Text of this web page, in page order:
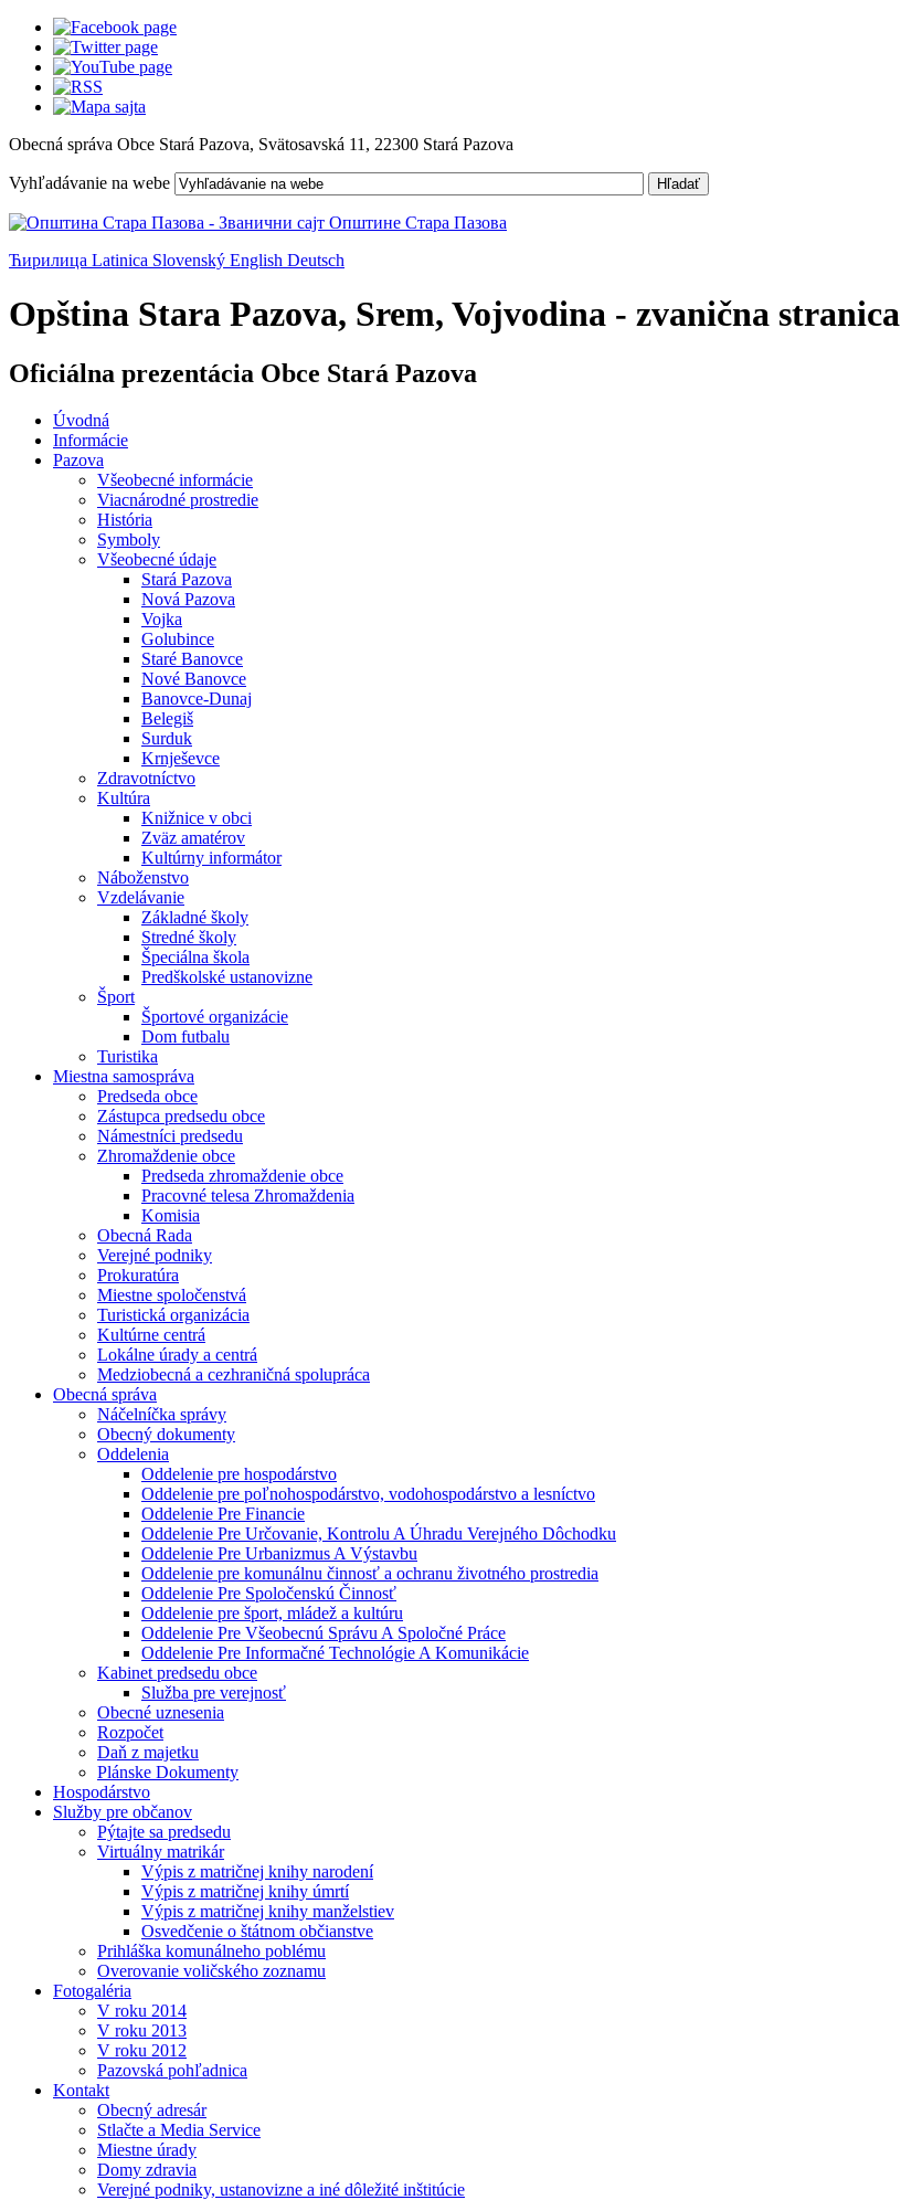
Obecná správa Obce Stará Pazova, Svätosavská 11, 22300 Stará Pazova
Vyhľadávanie na webe Hľadať
Ћирилица Latinica Slovenský English Deutsch
Opština Stara Pazova, Srem, Vojvodina - zvanična stranica
Oficiálna prezentácia Obce Stará Pazova
Úvodná
Informácie
Pazova
Všeobecné informácie
Viacnárodné prostredie
História
Symboly
Všeobecné údaje
Stará Pazova
Nová Pazova
Vojka
Golubince
Staré Banovce
Nové Banovce
Banovce-Dunaj
Belegiš
Surduk
Krnješevce
Zdravotníctvo
Kultúra
Knižnice v obci
Zväz amatérov
Kultúrny informátor
Náboženstvo
Vzdelávanie
Základné školy
Stredné školy
Špeciálna škola
Predškolské ustanovizne
Šport
Športové organizácie
Dom futbalu
Turistika
Miestna samospráva
Predseda obce
Zástupca predsedu obce
Námestníci predsedu
Zhromaždenie obce
Predseda zhromaždenie obce
Pracovné telesa Zhromaždenia
Komisia
Obecná Rada
Verejné podniky
Prokuratúra
Miestne spoločenstvá
Turistická organizácia
Kultúrne centrá
Lokálne úrady a centrá
Medziobecná a cezhraničná spolupráca
Obecná správa
Náčelníčka správy
Obecný dokumenty
Oddelenia
Oddelenie pre hospodárstvo
Oddelenie pre poľnohospodárstvo, vodohospodárstvo a lesníctvo
Oddelenie Pre Financie
Oddelenie Pre Určovanie, Kontrolu A Úhradu Verejného Dôchodku
Oddelenie Pre Urbanizmus A Výstavbu
Oddelenie pre komunálnu činnosť a ochranu životného prostredia
Oddelenie Pre Spoločenskú Činnosť
Oddelenie pre šport, mládež a kultúru
Oddelenie Pre Všeobecnú Správu A Spoločné Práce
Oddelenie Pre Informačné Technológie A Komunikácie
Kabinet predsedu obce
Služba pre verejnosť
Obecné uznesenia
Rozpočet
Daň z majetku
Plánske Dokumenty
Hospodárstvo
Služby pre občanov
Pýtajte sa predsedu
Virtuálny matrikár
Výpis z matričnej knihy narodení
Výpis z matričnej knihy úmrtí
Výpis z matričnej knihy manželstiev
Osvedčenie o štátnom občianstve
Prihláška komunálneho poblému
Overovanie voličského zoznamu
Fotogaléria
V roku 2014
V roku 2013
V roku 2012
Pazovská pohľadnica
Kontakt
Obecný adresár
Stlačte a Media Service
Miestne úrady
Domy zdravia
Verejné podniky, ustanovizne a iné dôležité inštitúcie